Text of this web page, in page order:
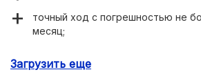
точный ход с погрешностью не
месяц;
Загрузить еще